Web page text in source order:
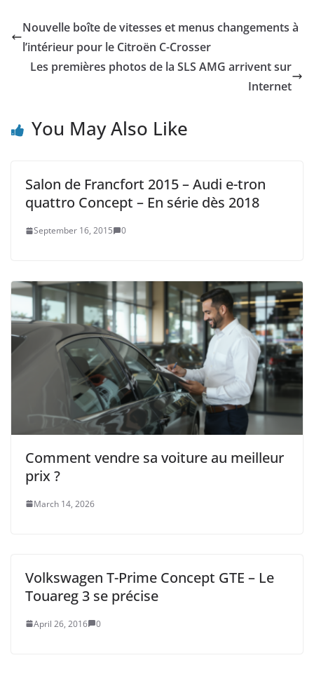
Nouvelle boîte de vitesses et menus changements à
l’intérieur pour le Citroën C-Crosser
Les premières photos de la SLS AMG arrivent sur
Internet
You May Also Like
Salon de Francfort 2015 – Audi e-tron
quattro Concept – En série dès 2018
September 16, 2015 0
Comment vendre sa voiture au meilleur
prix ?
March 14, 2026
Volkswagen T-Prime Concept GTE – Le
Touareg 3 se précise
April 26, 2016 0